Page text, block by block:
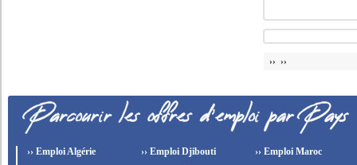
›› ››
›› Emploi Algérie
›› Emploi Djibouti
›› Emploi Maroc